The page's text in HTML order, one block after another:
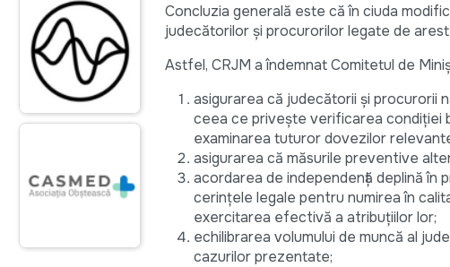
Concluzia generală este că în ciuda
judecătorilor și procurorilor legate de
Astfel, CRJM a îndemnat Comitetul de
asigurarea că judecătorii și procurorii
ceea ce privește verificarea condiției
examinarea tuturor dovezilor
asigurarea că măsurile preventive
acordarea de independență deplină
cerințele legale pentru numirea în
exercitarea efectivă a atribuțiilor lor;
echilibrarea volumului de muncă al
cazurilor prezentate;